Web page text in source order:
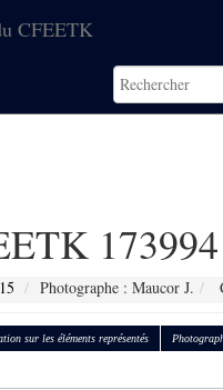
CFEETK
173994
Photographe : Maucor J.
sur les éléments représentés